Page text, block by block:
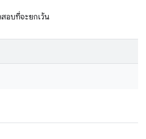
สอบที่จะยกเว้น